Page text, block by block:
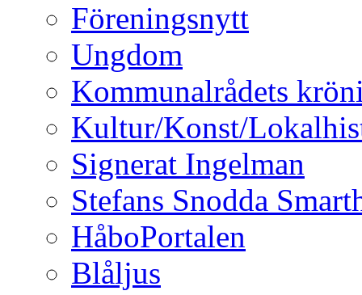
Föreningsnytt
Ungdom
Kommunalrådets
Kultur/Konst/
Signerat Ingelman
Stefans Snodda
HåboPortalen
Blåljus